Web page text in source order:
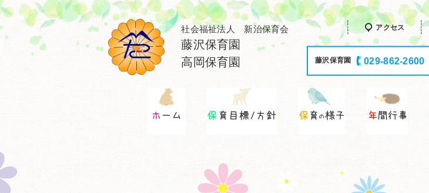
社会福祉法人 新治保育会
藤沢保育園
高岡保育園
アクセス
藤沢保育園 029-862-2600